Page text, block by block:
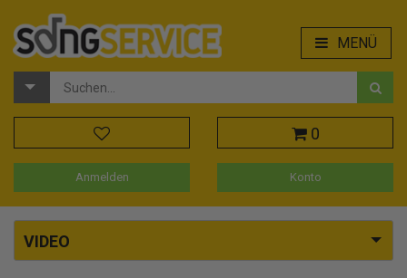
MENÜ
0
Anmelden Konto
VIDEO